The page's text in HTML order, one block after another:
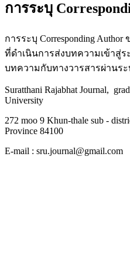
การระบุ
การระบุ Corresponding
ที่ดำเนินการส่งบทความเข้าสู่ร
บทความกับทางวารสารผ่านระ
Suratthani Rajabhat Journal,
University
272 moo 9 Khun-thale sub -
Province 84100
E-mail : sru.journal@gmail.com